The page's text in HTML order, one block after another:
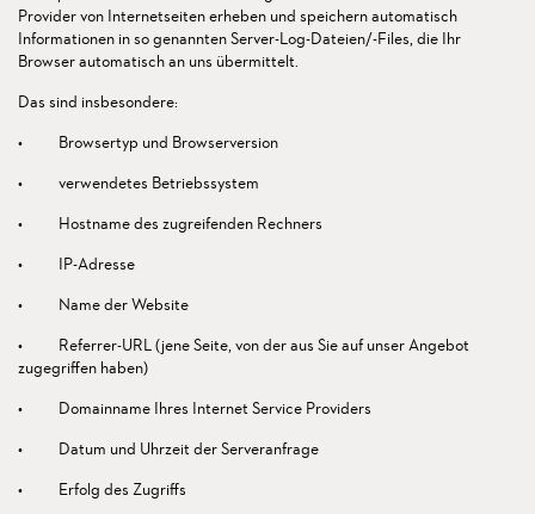
Provider von Internetseiten erheben und speichern automatisch
Informationen in so genannten Server-Log-Dateien/-Files, die Ihr
Browser automatisch an uns übermittelt.
Das sind insbesondere:
• Browsertyp und Browserversion
• verwendetes Betriebssystem
• Hostname des zugreifenden Rechners
• IP-Adresse
• Name der Website
• Referrer-URL (jene Seite, von der aus Sie auf unser Angebot
zugegriffen haben)
• Domainname Ihres Internet Service Providers
• Datum und Uhrzeit der Serveranfrage
• Erfolg des Zugriffs